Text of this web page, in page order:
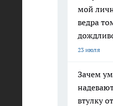
мой
ведра
23 июля
Зачем
втулку